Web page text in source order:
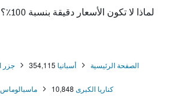
لماذا لا تكون الأسعار دقيقة بنسبة 100٪؟
الصفحة الرئيسية أسبانيا 354,115 جزر
كناريا الكبرى 10,848 ماسبالوماس